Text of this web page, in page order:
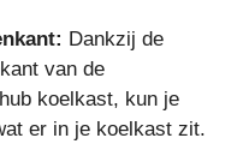
Dankzij de
van de
koelkast, kun je
er in je koelkast zit.